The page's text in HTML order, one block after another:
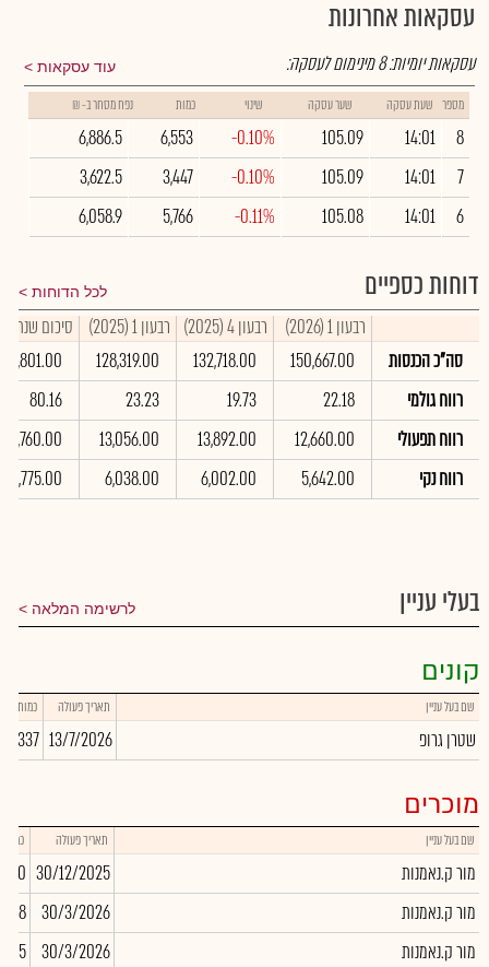
עסקאות אחרונות
עוד עסקאות עסקאות יומיות:8מינימום לעסקה:
מספר שעת עסקה שער עסקה שינוי כמות נפח מסחר ב- ₪
8
14:01
105.09
-0.10%
6,553
6,886.5
7
14:01
105.09
-0.10%
3,447
3,622.5
6
14:01
105.08
-0.11%
5,766
6,058.9
דוחות כספיים לכל הדוחות
רבעון 1 (2026) רבעון 4 (2025) רבעון 1 (2025)
סיכום שנתי 2025
סה"כ הכנסות
150,667.00
132,718.00
128,319.00
517,801.00
רווח גולמי
22.18
19.73
23.23
80.16
רווח תפעולי
12,660.00
13,892.00
13,056.00
44,760.00
רווח נקי
5,642.00
6,002.00
6,038.00
16,775.00
בעלי עניין לרשימה המלאה
קונים
שם בעל עניין תאריך פעולה כמות
שטרן גרופ 13/7/2026
מוכרים
שם בעל עניין תאריך פעולה כמות
מור ק.נאמנות 30/12/2025
מור ק.נאמנות
30/3/2026
מור ק.נאמנות
30/3/2026